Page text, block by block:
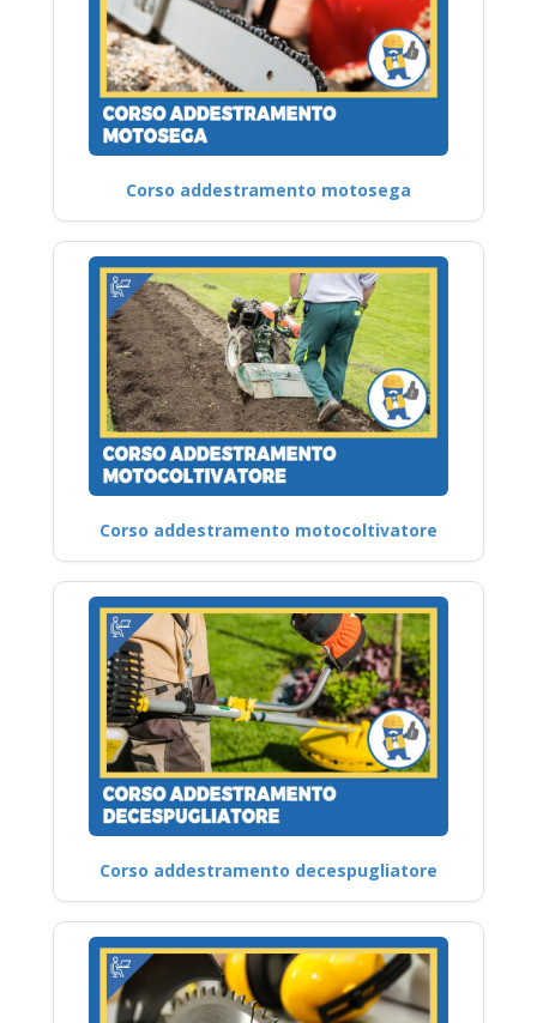
Corso addestramento motosega
Corso addestramento motocoltivatore
Corso addestramento decespugliatore